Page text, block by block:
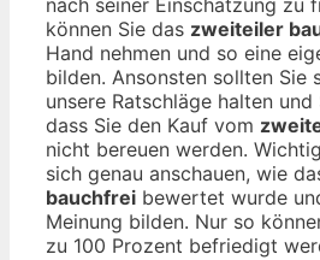
nach seiner Einschätzung zu
können Sie das zweiteiler
Hand nehmen und so eine
bilden. Ansonsten sollten Sie
unsere Ratschläge halten und
dass Sie den Kauf vom
nicht bereuen werden.
sich genau anschauen, wie
bauchfrei bewertet wurde
Meinung bilden. Nur so
zu 100 Prozent befriedigt